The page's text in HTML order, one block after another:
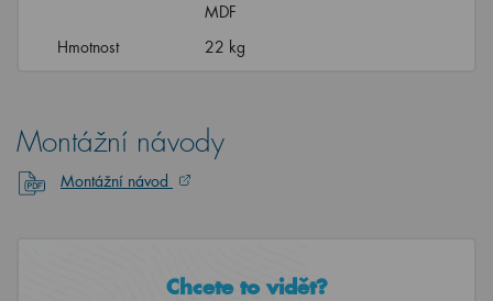
MDF
Hmotnost
22 kg
Montážní návody
Montážní návod
Chcete to vidět?